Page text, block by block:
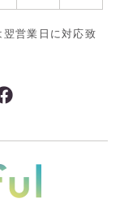
営業日に対応致